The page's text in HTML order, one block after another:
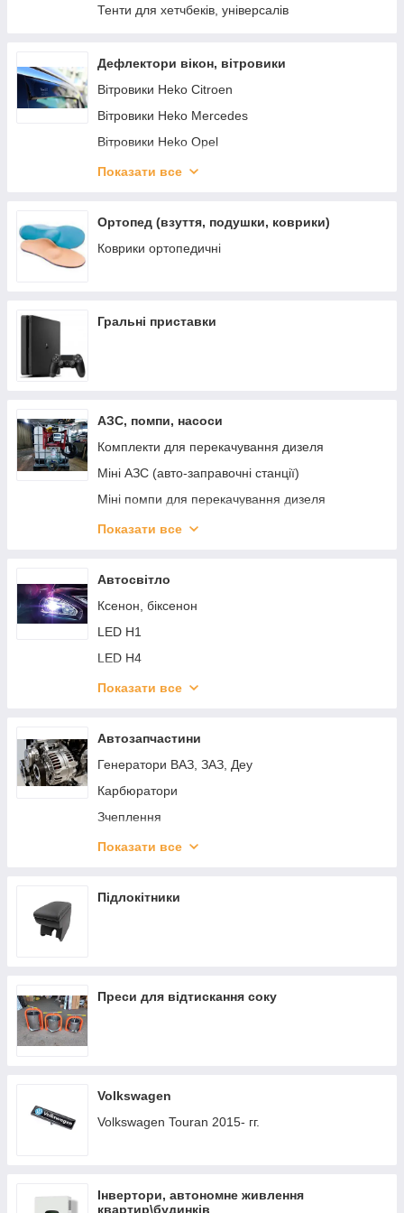
Тенти для хетчбеків, універсалів
Дефлектори вікон, вітровики
Вітровики Heko Citroen
Вітровики Heko Mercedes
Вітровики Heko Opel
Вітровики Heko Renault
Дефлектори вікон VW
Показати все
Ортопед (взуття, подушки, коврики)
Коврики ортопедичні
Гральні приставки
АЗС, помпи, насоси
Комплекти для перекачування дизеля
Міні АЗС (авто-заправочні станції)
Міні помпи для перекачування дизеля
Насоси для перекачування води
Насоси для перекачування палива, двигуни
Пістолети для палива, фільтри, адаптери
Лічильника палива
Все для ADBLUE, мочевини
Показати все
Автосвітло
Ксенон, біксенон
LED H1
LED H4
LED H7
Ходові вогні, додаткове світло
Показати все
Автозапчастини
Генератори ВАЗ, ЗАЗ, Деу
Карбюратори
Зчеплення
Амортизатори
Показати все
Підлокітники
Преси для відтискання соку
Volkswagen
Volkswagen Touran 2015- гг.
Інвертори, автономне живлення
квартир\будинків